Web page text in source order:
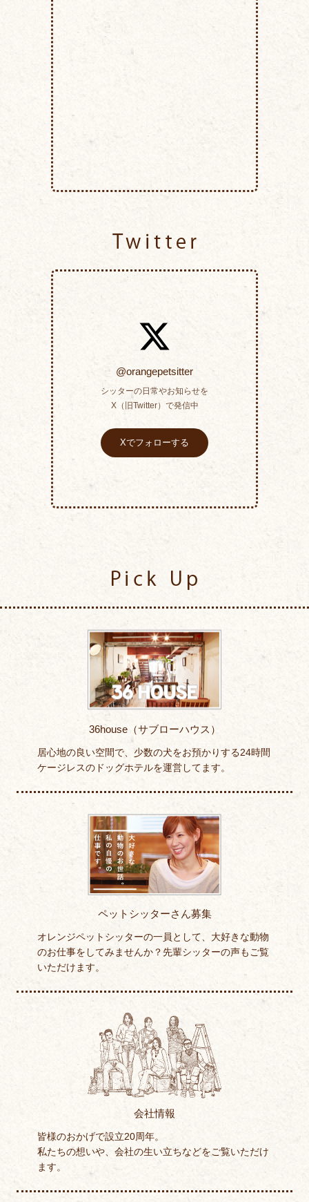
@orangepetsitter
シッターの日常やお知らせを
X（旧Twitter）で発信中
Xでフォローする
36house（サブローハウス）
居心地の良い空間で、少数の犬をお預かりする24時間
ケージレスのドッグホテルを運営してます。
ペットシッターさん募集
オレンジペットシッターの一員として、大好きな動物
のお仕事をしてみませんか？先輩シッターの声もご覧
いただけます。
会社情報
皆様のおかげで設立20周年。
私たちの想いや、会社の生い立ちなどをご覧いただけ
ます。